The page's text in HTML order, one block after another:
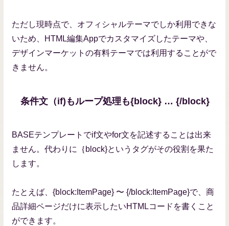
ただし現時点で、オフィシャルテーマでしか利用できな
いため、HTML編集Appでカスタマイズしたテーマや、
デザインマーケットの有料テーマでは利用することがで
きません。
条件文（if)もループ処理も{block} … {/block}
BASEテンプレートでif文やfor文を記述することは出来
ません。代わりに｛block}というタグがその役割を果た
します。
たとえば、{block:ItemPage} 〜 {/block:ItemPage}で、商
品詳細ページだけに表示したいHTMLコードを書くこと
ができます。